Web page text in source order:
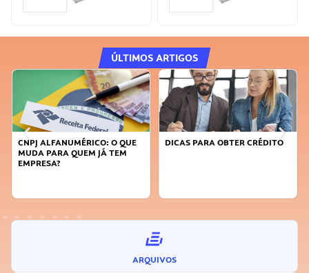
ÚLTIMOS ARTIGOS
CNPJ ALFANUMÉRICO: O QUE
MUDA PARA QUEM JÁ TEM
EMPRESA?
DICAS PARA OBTER CRÉDITO
ARQUIVOS